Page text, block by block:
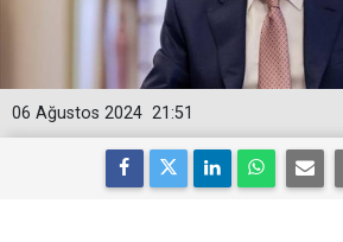
21:51
06 Ağustos 2024